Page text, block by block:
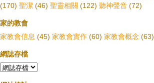
(170) 聖潔 (46) 聖靈相關 (122) 聽神聲音 (72)
家的教會
家教會信息 (45) 家教會實作 (60) 家教會概念 (63)
網誌存檔